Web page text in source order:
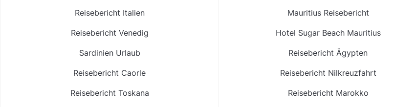
Reisebericht Italien
Reisebericht Venedig
Sardinien Urlaub
Reisebericht Caorle
Reisebericht Toskana
Mauritius Reisebericht
Hotel Sugar Beach Mauritius
Reisebericht Ägypten
Reisebericht Nilkreuzfahrt
Reisebericht Marokko